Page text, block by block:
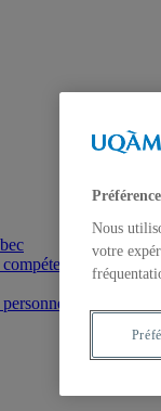
responsable
Nous
votre